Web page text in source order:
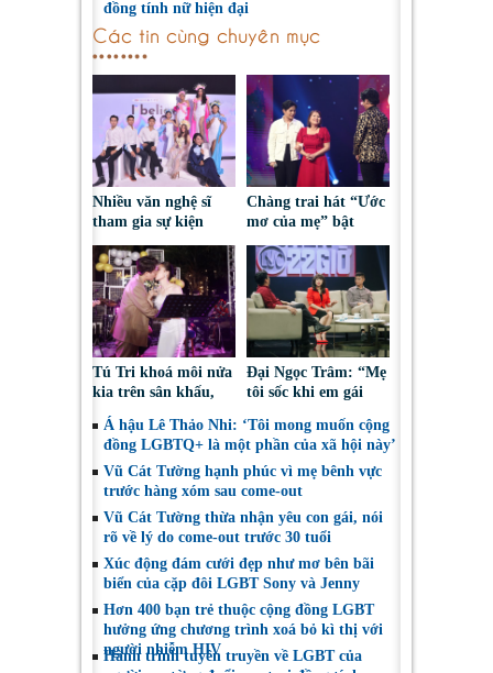
đồng tính nữ hiện đại
Các tin cùng chuyên mục
Nhiều văn nghệ sĩ
tham gia sự kiện
dành cho người
chuyển giới “Tôi tin,
tôi có thể”
Chàng trai hát “Ước
mơ của mẹ” bật
khóc khi được mẹ
chấp nhận giới tính
thật
Tú Tri khoá môi nửa
kia trên sân khấu,
khẳng định “vẫn yêu
anh dù trái ngang”
Đại Ngọc Trâm: “Mẹ
tôi sốc khi em gái
3”
Á hậu Lê Thảo Nhi: ‘Tôi mong muốn cộng
đồng LGBTQ+ là một phần của xã hội này’
Vũ Cát Tường hạnh phúc vì mẹ bênh vực
trước hàng xóm sau come-out
Vũ Cát Tường thừa nhận yêu con gái, nói
rõ về lý do come-out trước 30 tuổi
Xúc động đám cưới đẹp như mơ bên bãi
biển của cặp đôi LGBT Sony và Jenny
Hơn 400 bạn trẻ thuộc cộng đồng LGBT
hưởng ứng chương trình xoá bỏ kì thị với
người nhiễm HIV
Hành trình tuyên truyền về LGBT của